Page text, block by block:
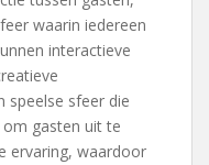
waarin iedereen
interactieve
speelse sfeer die
om gasten uit te
ervaring, waardoor